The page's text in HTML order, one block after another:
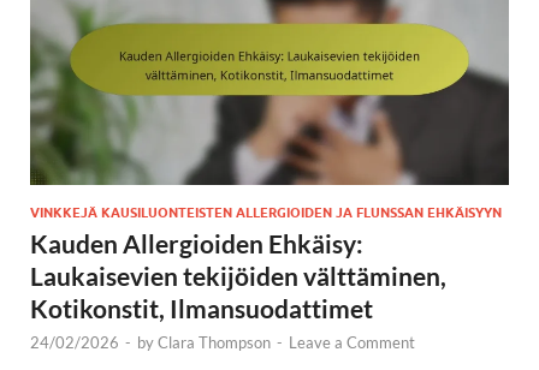
VINKKEJÄ KAUSILUONTEISTEN ALLERGIOIDEN JA FLUNSSAN EHKÄISYYN
Kauden Allergioiden Ehkäisy:
Laukaisevien tekijöiden välttäminen,
Kotikonstit, Ilmansuodattimet
24/02/2026 - byClara Thompson - Leave a Comment